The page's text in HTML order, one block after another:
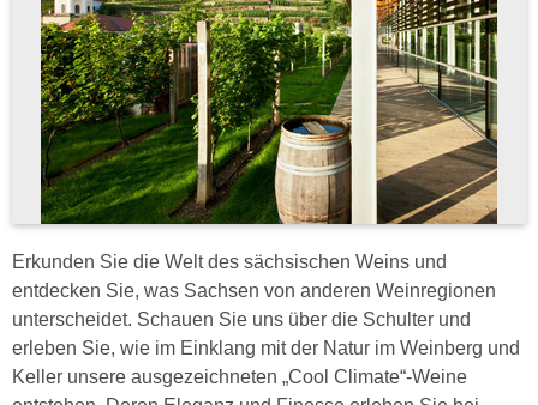
Erkunden Sie die Welt des sächsischen Weins und
entdecken Sie, was Sachsen von anderen Weinregionen
unterscheidet. Schauen Sie uns über die Schulter und
erleben Sie, wie im Einklang mit der Natur im Weinberg und
Keller unsere ausgezeichneten „Cool Climate“-Weine